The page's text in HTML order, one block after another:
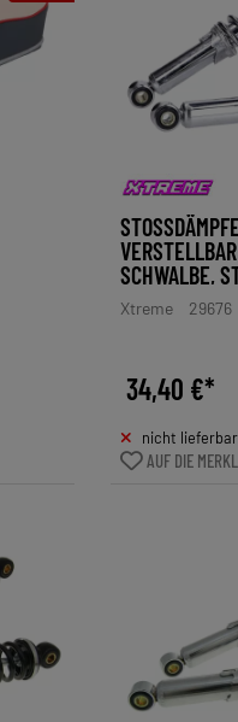
ERSTELLBAR
CHWALBE,
Xtreme 29676
34,40 €*
nicht lieferbar
AUF DIE